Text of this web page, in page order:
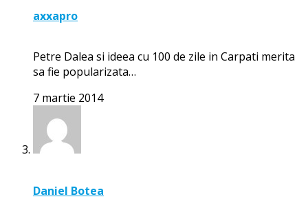
axxapro
Petre Dalea si ideea cu 100 de zile in Carpati merita
sa fie popularizata…
7 martie 2014
Daniel Botea